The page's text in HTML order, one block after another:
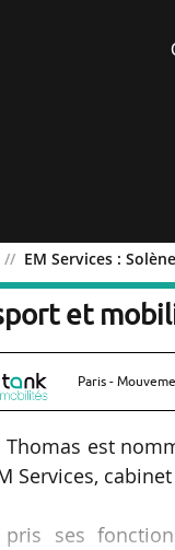
EM Services :
:
et
Paris -
Thomas est
Services,
ses